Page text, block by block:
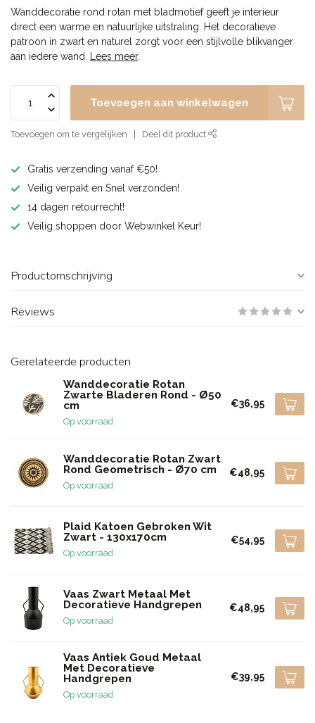
Wanddecoratie rond rotan met bladmotief geeft je interieur
direct een warme en natuurlijke uitstraling. Het decoratieve
patroon in zwart en naturel zorgt voor een stijlvolle blikvanger
aan iedere wand.
Lees meer.
Toevoegen aan winkelwagen
Toevoegen om te vergelijken Deel dit product
Gratis verzending vanaf €50!
Veilig verpakt en Snel verzonden!
14 dagen retourrecht!
Veilig shoppen door Webwinkel Keur!
Productomschrijving
Reviews
Gerelateerde producten
Wanddecoratie Rotan
Zwarte Bladeren Rond - Ø50
cm
Op voorraad
€36,95
Wanddecoratie Rotan Zwart
Rond Geometrisch - Ø70 cm
Op voorraad
€48,95
Plaid Katoen Gebroken Wit
Zwart - 130x170cm
Op voorraad
€54,95
Vaas Zwart Metaal Met
Decoratieve Handgrepen
Op voorraad
€48,95
Vaas Antiek Goud Metaal
Met Decoratieve
Handgrepen
Op voorraad
€39,95